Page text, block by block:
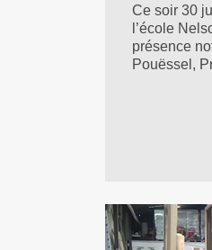
Ce soir 30
l’école
présence
Pouëssel,